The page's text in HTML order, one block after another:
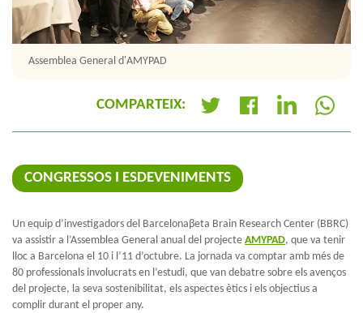
Assemblea General d'AMYPAD
COMPARTEIX:
CONGRESSOS I ESDEVENIMENTS
Un equip d’investigadors del Barcelonaβeta Brain Research Center (BBRC)
va assistir a l’Assemblea General anual del projecte AMYPAD, que va tenir
lloc a Barcelona el 10 i l’11 d’octubre. La jornada va comptar amb més de
80 professionals involucrats en l’estudi, que van debatre sobre els avenços
del projecte, la seva sostenibilitat, els aspectes ètics i els objectius a
complir durant el proper any.